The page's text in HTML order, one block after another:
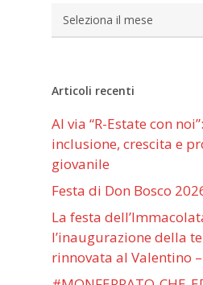
Archivi
Articoli recenti
Al via “R-Estate con
inclusione, crescita e
giovanile
Festa di Don Bosco
La festa
l’inaugurazione della
rinnovata al Valentino